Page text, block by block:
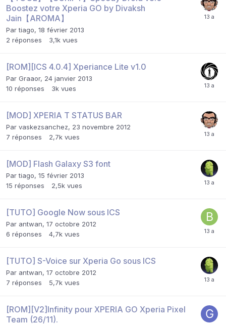
Boostez votre Xperia GO by Divaksh
Jain【AROMA】
Partiago, 18 février 2013
2 réponses 3,1k vues
[ROM][ICS 4.0.4] Xperiance Lite v1.0
Par Graaor, 24 janvier 2013
10 réponses 3k vues
[MOD] XPERIA T STATUS BAR
Par vaskezsanchez, 23 novembre 2012
7 réponses 2,7k vues
[MOD] Flash Galaxy S3 font
Partiago, 15 février 2013
15 réponses 2,5k vues
[TUTO] Google Now sous ICS
Par antwan, 17 octobre 2012
6 réponses 4,7k vues
[TUTO] S-Voice sur Xperia Go sous ICS
Par antwan, 17 octobre 2012
7 réponses 5,7k vues
[ROM][V2]Infinity pour XPERIA GO Xperia Pixel
Team (26/11).